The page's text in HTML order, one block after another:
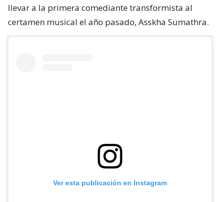
llevar a la primera comediante transformista al
certamen musical el año pasado, Asskha Sumathra.
Ver esta publicación en Instagram